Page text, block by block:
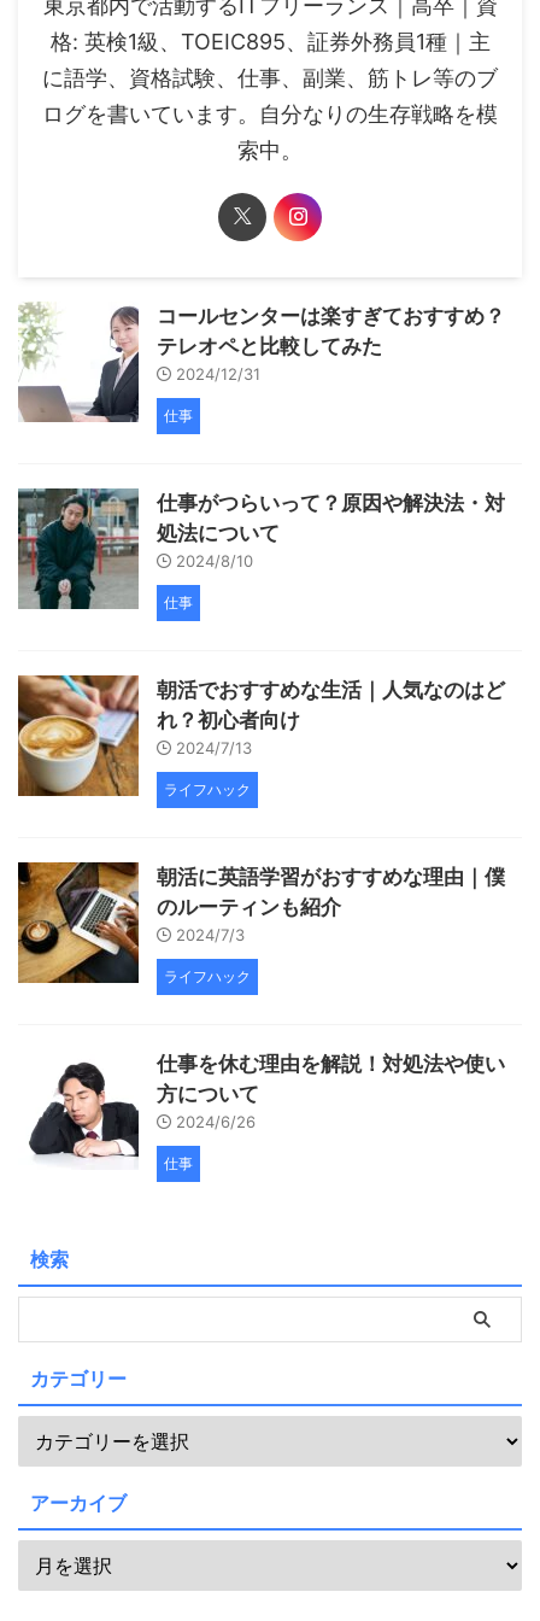
格: 英検1級、TOEIC895、証券外務員1種｜主
に語学、資格試験、仕事、副業、筋トレ等のブ
ログを書いています。自分なりの生存戦略を模
索中。
コールセンターは楽すぎておすすめ？
テレオペと比較してみた
2024/12/31
仕事
仕事がつらいって？原因や解決法・対
処法について
2024/8/10
仕事
朝活でおすすめな生活｜人気なのはど
れ？初心者向け
2024/7/13
ライフハック
朝活に英語学習がおすすめな理由｜僕
のルーティンも紹介
2024/7/3
ライフハック
仕事を休む理由を解説！対処法や使い
方について
2024/6/26
仕事
検索
カテゴリー
アーカイブ